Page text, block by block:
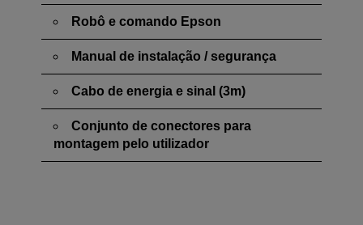
Robô e comando Epson
Manual de instalação / segurança
Cabo de energia e sinal (3m)
Conjunto de conectores para
montagem pelo utilizador